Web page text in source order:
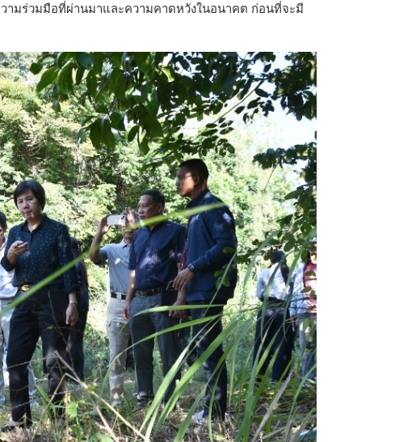
ามร่วมมือที่ผ่านมาและความคาดหวังในอนาคต ก่อนที่จะมี